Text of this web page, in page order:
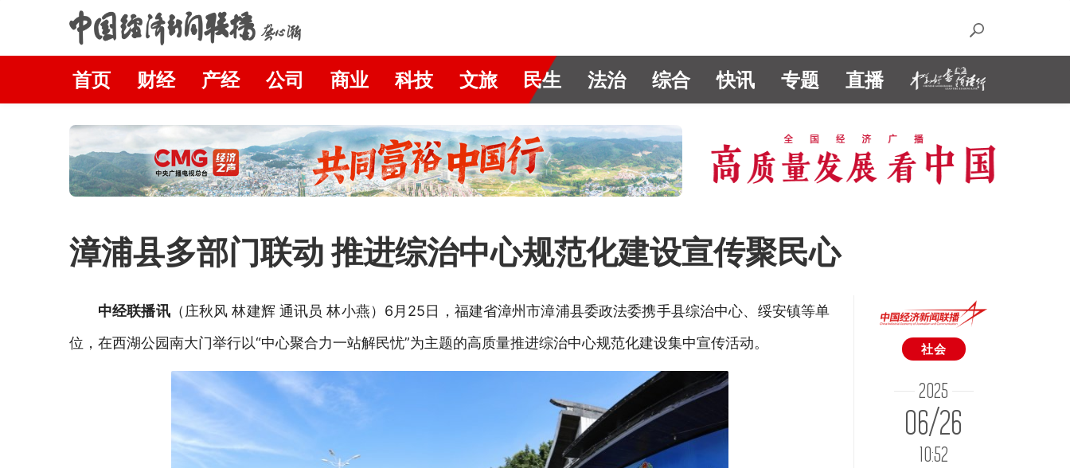
首页 财经 产经 公司 商业 科技 文旅 民生 法治 综合 快讯 专题 直播
漳浦县多部门联动 推进综治中心规范化建设宣传聚民心
中经联播讯（庄秋风 林建辉 通讯员 林小燕） 6月25日，福建省漳州市漳浦县委政法委携手县综治中心、绥安镇等单
位，在西湖公园南大门举行以“中心聚合力一站解民忧”为主题的高质量推进综治中心规范化建设集中宣传活动。 社会
2025
06/26
10:52